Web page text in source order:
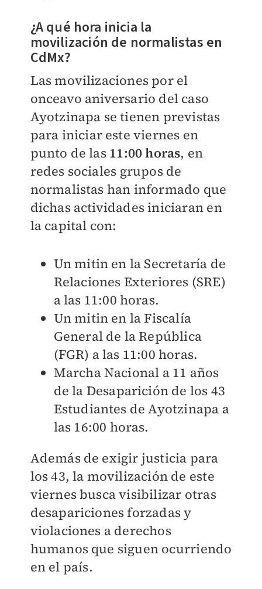
¿A qué hora inicia la
movilización de normalistas en
CdMx?
Las movilizaciones por el
onceavo aniversario del caso
Ayotzinapa se tienen previstas
para iniciar este viernes en
punto de las 11:00 horas, en
redes sociales grupos de
normalistas han informado que
dichas actividades iniciaran en
la capital con:
Un mitin en la Secretaría de
Relaciones Exteriores (SRE)
a las 11:00 horas.
Un mitin en la Fiscalía
General de la República
(FGR) a las 11:00 horas.
Marcha Nacional a 11 años
de la Desaparición de los 43
Estudiantes de Ayotzinapa a
las 16:00 horas.
Además de exigir justicia para
los 43, la movilización de este
viernes busca visibilizar otras
desapariciones forzadas y
violaciones a derechos
humanos que siguen ocurriendo
en el país.